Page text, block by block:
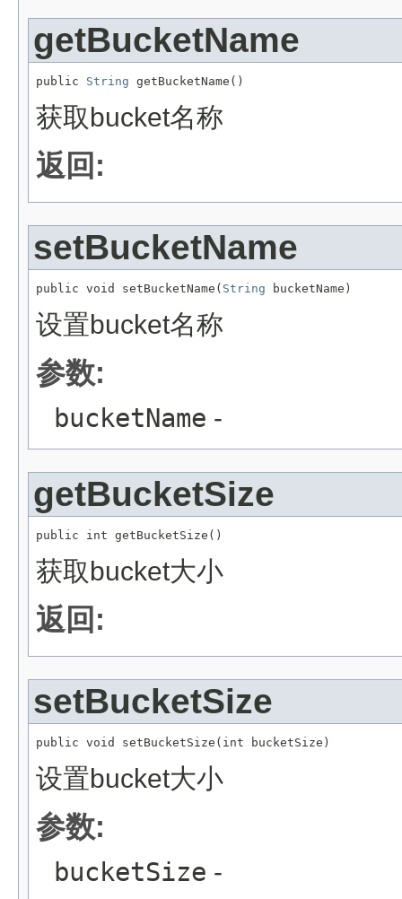
getBucketName
public String getBucketName()
获取bucket名称
返回:
setBucketName
public void setBucketName( String bucketName)
设置bucket名称
参数:
bucketName -
getBucketSize
public int getBucketSize()
获取bucket大小
返回:
setBucketSize
public void setBucketSize(int bucketSize)
设置bucket大小
参数:
bucketSize -